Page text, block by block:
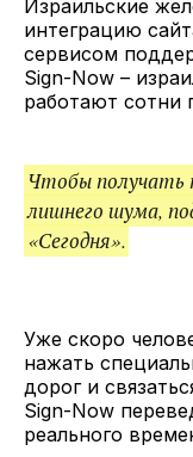
Израильские
интеграцию
сервисом
Sign-Now –
работают сотни
Чтобы получать
лишнего шума,
«Сегодня».
Уже скоро
нажать
дорог и
Sign-Now
реального